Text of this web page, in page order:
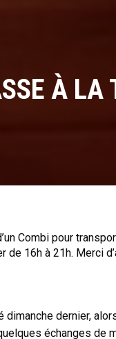
À LA
Combi pour
16h à 21h. Merci
dernier,
échanges de